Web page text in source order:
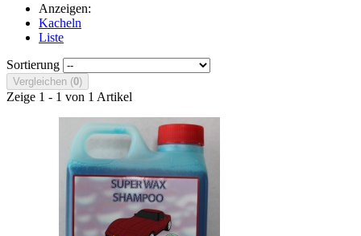
Anzeigen:
Kacheln
Liste
Sortierung
Vergleichen (0)
Zeige 1 - 1 von 1 Artikel